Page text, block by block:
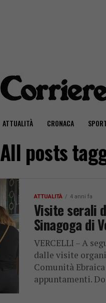
ATTUALITÀ CRONACA
All posts
ATTUALITÀ 4 anni fa
Visite serali
Sinagoga di
VERCELLI – A
dalle visite
Comunità
appuntamenti.